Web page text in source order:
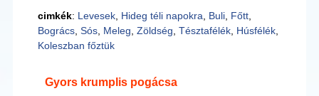
cimkék: Levesek, Hideg téli napokra Buli, Főtt,
Bogrács, Sós, Meleg Zöldség Tésztafélék, Húsfélék,
Koleszban főztük
Gyors krumplis pogácsa